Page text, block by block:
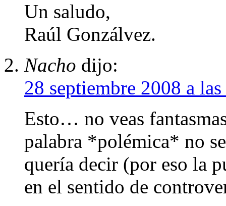
Un saludo,
Raúl Gonzálvez.
Nacho dijo:
28 septiembre 2008 a
Esto… no veas
palabra *polémica* no
quería decir (por eso la
en el sentido de